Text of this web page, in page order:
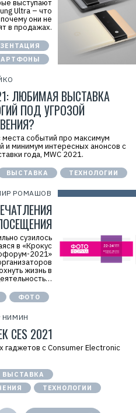
выступают
Ultra – что
они не
в продажах.
ЛЮБИМАЯ ВЫСТАВКА
ПОД УГРОЗОЙ
событий про максимум
и минимум интересных анонсов с
года, MWC 2021.
ВЫСТАВКА ТЕХНОЛОГИИ
РОМАШОВ
сузилось
в «Крокус
2021»
жизнь в
ФОТО
НИМИН
CES 2021
гаджетов с Consumer Electronic
ВЫСТАВКА
ТЕХНОЛОГИИ